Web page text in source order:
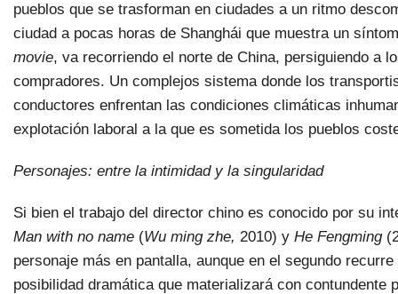
pueblos que se trasforman en ciudades a un ritmo
ciudad a pocas horas de Shanghái que muestra un
movie, va recorriendo el norte de China, persiguiendo a
compradores. Un complejos sistema donde los
conductores enfrentan las condiciones climáticas
explotación laboral a la que es sometida los pueblos
Personajes: entre la intimidad y la singularidad
Si bien el trabajo del director chino es conocido por su
Man with no name (Wu ming zhe, 2010) y He Fengming
personaje más en pantalla, aunque en el segundo
posibilidad dramática que materializará con contundente